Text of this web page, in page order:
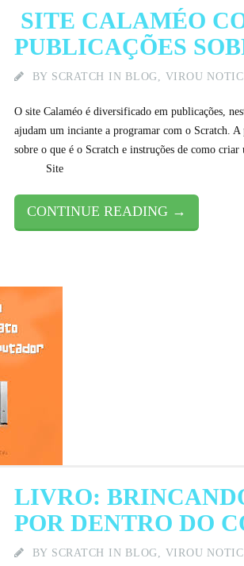
SITE CALAMÉO
PUBLICAÇÕES
BY SCRATCH IN BLOG, VIROU
O site Calaméo é diversificado em publicações,
ajudam um inciante a programar com o Scratch.
sobre o que é o Scratch e instruções de como criar
Site
CONTINUE READING →
LIVRO:
POR DENTRO DO
BY SCRATCH IN BLOG, VIROU